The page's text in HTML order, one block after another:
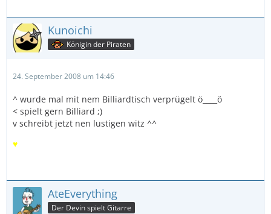
Kunoichi
Königin der Piraten
24. September 2008 um 14:46
^ wurde mal mit nem Billiardtisch verprügelt ö____ö
< spielt gern Billiard ;)
v schreibt jetzt nen lustigen witz ^^
♥
AteEverything
Der Devin spielt Gitarre